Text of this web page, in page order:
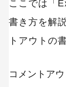
ここでは「
書き方を解
トアウトの
コメントア